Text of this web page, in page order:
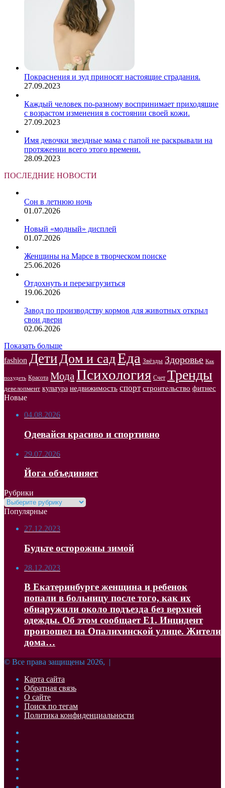
Покраснения и зуд приносят настоящие страдания.
27.09.2023
Каждый человек по-разному воспринимает приходящие
с возрастом изменения в состоянии своей кожи.
27.09.2023
Имя девочки звездные мама с папой не раскрывали на
протяжении всего этого времени.
28.09.2023
ПОСЛЕДНИЕ НОВОСТИ
Сон в летнюю ночь
01.07.2026
Новый «модный» дисплей
01.07.2026
Женщины на Марсе в творческом поиске
25.06.2026
Отдохнуть и перезагрузиться
19.06.2026
Завод по производству кормов для животных открыл
свои двери
02.06.2026
Показать больше
fashion ДетиДом и садЕда Звёзды Здоровье Как
похудеть Красота Мода Психология Счет Тренды
девелопмент культура недвижимость спорт строительство фитнес
Новые
04.08.2026
Одевайся красиво и спортивно
29.07.2026
Йога объединяет
Рубрики
Рубрики
Популярные
27.12.2023
Будьте осторожны зимой
28.12.2023
В Екатеринбурге женщина и ребенок
попали в больницу после того, как их
обнаружили около подъезда без верхней
одежды. Об этом сообщает Е1. Инцидент
произошел на Опалихинской улице. Жители
дома…
© Все права защищены 2026, |
Карта сайта
Обратная связь
О сайте
Поиск по тегам
Политика конфиденциальности